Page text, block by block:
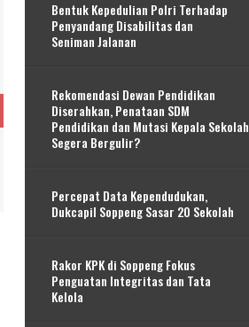
Bentuk Kepedulian Polri Terhadap
Penyandang Disabilitas dan
Seniman Jalanan
Rekomendasi Dewan Pendidikan
Diserahkan, Penataan SDM
Pendidikan dan Mutasi Kepala Sekolah
Segera Bergulir?
Percepat Data Kependudukan,
Dukcapil Soppeng Sasar 20 Sekolah
Rakor KPK di Soppeng Fokus
Penguatan Integritas dan Tata
Kelola